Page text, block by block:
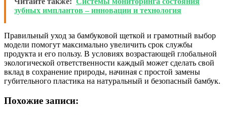
зубных имплантов – инновации и технология
Правильный уход за бамбуковой щеткой и грамотный выбор
модели помогут максимально увеличить срок службы
продукта и его пользу. В условиях возрастающей глобальной
экологической ответственности каждый может сделать свой
вклад в сохранение природы, начиная с простой замены
губительного пластика на натуральный и безопасный бамбук.
Похожие записи: